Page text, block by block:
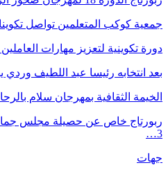
جمعية كوكب المتعلمين تواصل
دورة تكوينية لتعزيز مهارات
بعد انتخابه رئيسا عبد اللطيف
الخيمة الثقافية بمهرجان سلام
ربورتاج خاص عن حصيلة مجلس
3…
جهات